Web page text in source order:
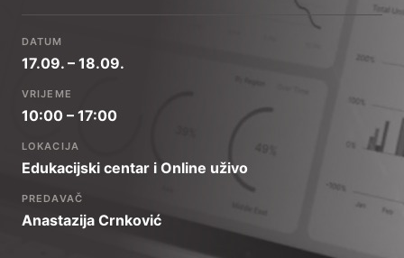
DATUM
17.09. – 18.09.
VRIJEME
10:00 – 17:00
LOKACIJA
Edukacijski centar i Online uživo
PREDAVAČ
Anastazija Crnković